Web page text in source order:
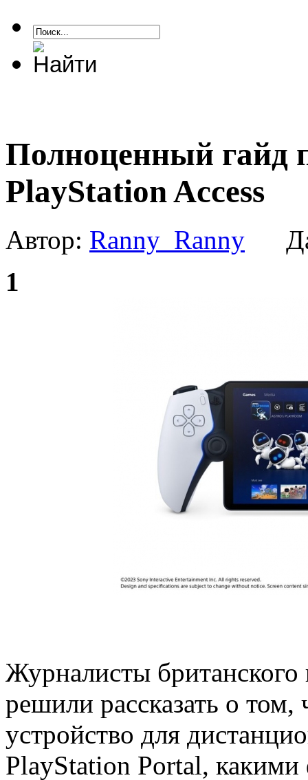
Полноценный гайд
PlayStation Access
Автор: Ranny_Ranny
1
Журналисты британского
решили рассказать о том,
устройство для
PlayStation Portal,